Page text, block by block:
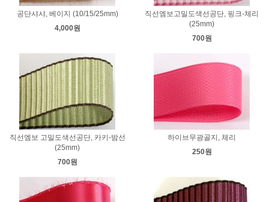
공단샤샤, 베이지 (10/15/25mm)
4,000원
직선엠보고밀도색선공단, 핑크-체리
(25mm)
700원
직선엠보 고밀도색선공단, 카키-밤선
(25mm)
700원
하이브무광골지, 체리
250원